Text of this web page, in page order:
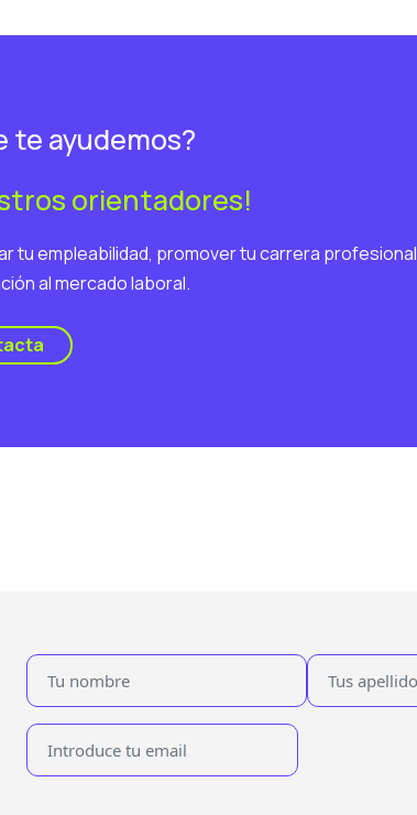
te ayudemos?
orientadores!
tu empleabilidad, promover tu carrera profesional
al mercado laboral.